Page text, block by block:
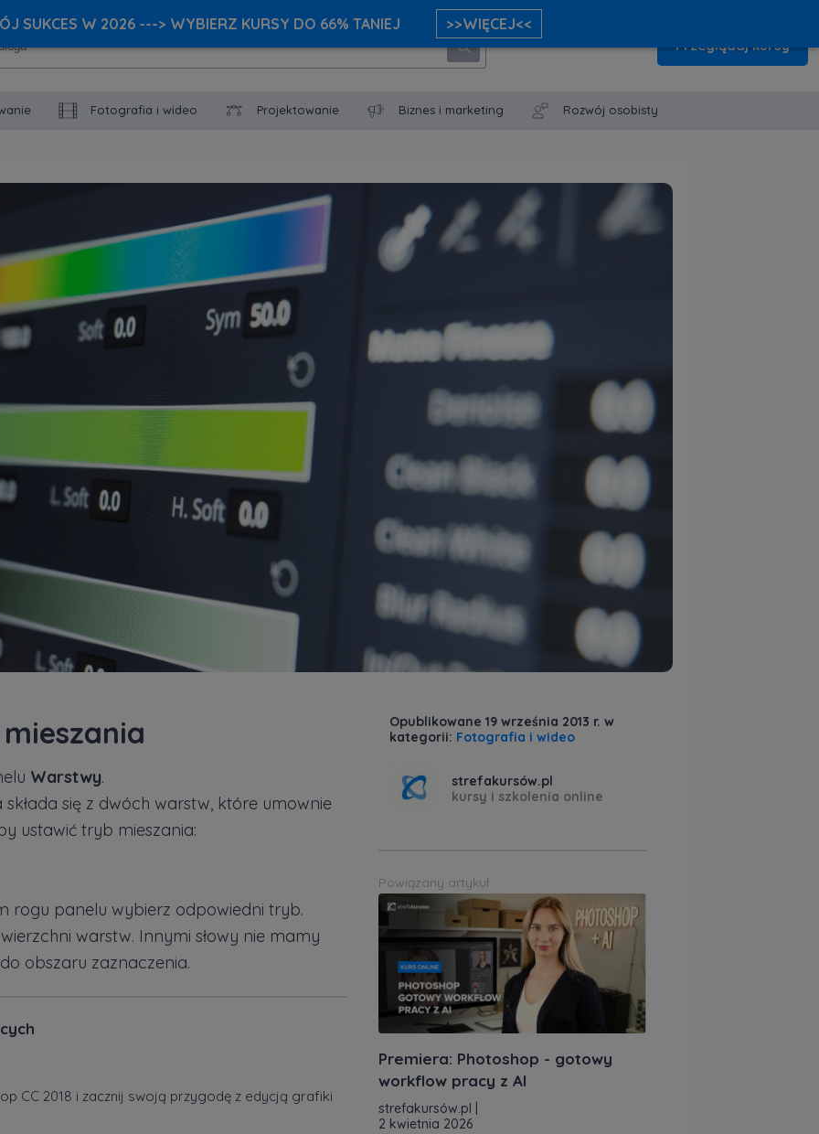
Przeglądaj kursy
Fotografia i wideo Projektowanie Biznes i marketing Rozwój osobisty
Warstwy.
się z dwóch warstw, które umownie
ustawić tryb mieszania:
rogu panelu wybierz odpowiedni tryb.
warstw. Innymi słowy nie mamy
obszaru zaznaczenia.
CC 2018 i zacznij swoją przygodę z edycją grafiki
Opublikowane 19 września 2013 r. w
kategorii: Fotografia i wideo
strefakursów.pl
kursy i szkolenia online
Powiązany artykuł
Premiera: Photoshop - gotowy
workflow pracy z AI
strefakursów.pl
2 kwietnia 2026
SUKCES W 2026 ---> WYBIERZ KURSY DO 66% TANIEJ >>WIĘCEJ<<